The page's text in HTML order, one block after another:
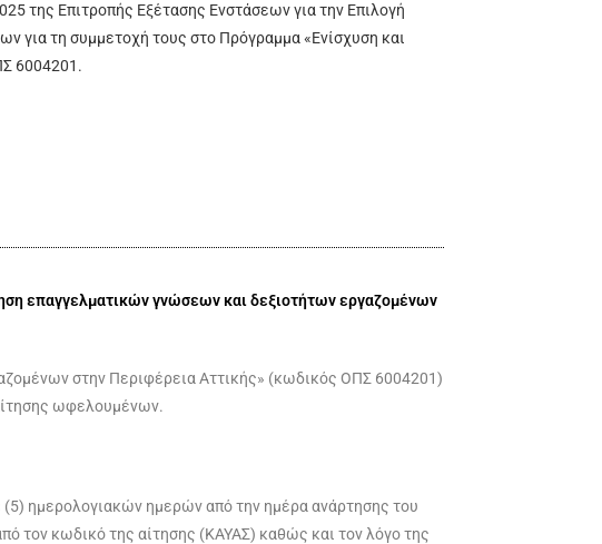
της Επιτροπής Εξέτασης Ενστάσεων για την Επιλογή
για τη συμμετοχή τους στο Πρόγραμμα «Ενίσχυση και
6004201.
επαγγελματικών γνώσεων και δεξιοτήτων εργαζομένων
στην Περιφέρεια Αττικής» (κωδικός ΟΠΣ 6004201)
ωφελουμένων.
ημερολογιακών ημερών από την ημέρα ανάρτησης του
τον κωδικό της αίτησης (ΚΑΥΑΣ) καθώς και τον λόγο της